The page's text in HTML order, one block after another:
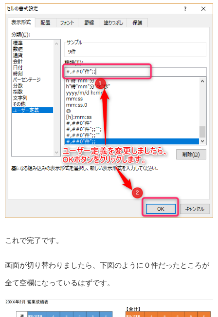
これで完了です。
画面が切り替わりましたら、下図のように０件だったところが
全て空欄になっているはずです。